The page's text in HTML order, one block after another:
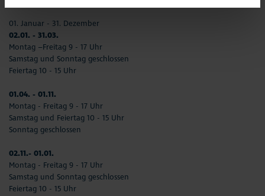
01. Januar - 31. Dezember
02.01. - 31.03.
Montag –Freitag 9 - 17 Uhr
Samstag und Sonntag geschlossen
Feiertag 10 - 15 Uhr
01.04. - 01.11.
Montag - Freitag 9 - 17 Uhr
Samstag und Feiertag 10 - 15 Uhr
Sonntag geschlossen
02.11.- 01.01.
Montag - Freitag 9 - 17 Uhr
Samstag und Sonntag geschlossen
Feiertag 10 - 15 Uhr